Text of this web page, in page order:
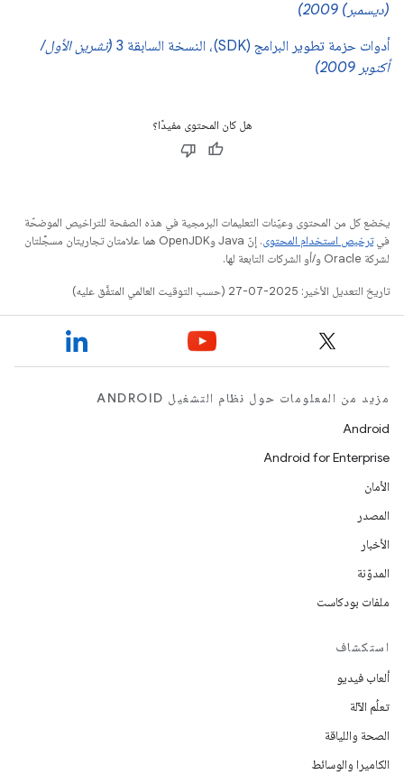
(ديسمبر) 2009)
أدوات حزمة تطوير البرامج (SDK)، النسخة السابقة 3
(تشرين الأول/
أكتوبر 2009)
هل كان المحتوى مفيدًا؟
يخضع كل من المحتوى وعيّنات التعليمات البرمجية في هذه الصفحة للتراخيص الموضحّة
فيترخيص استخدام المحتوى
. إنّ Java وOpenJDK هما علامتان تجاريتان مسجَّلتان
لشركة Oracle و/أو الشركات التابعة لها.
تاريخ التعديل الأخير: 2025-07-27 (حسب التوقيت العالمي المتفَّق عليه)
مزيد من المعلومات حول نظام التشغيل ANDROID
Android
Android for Enterprise
الأمان
المصدر
الأخبار
المدوّنة
ملفات بودكاست
استكشاف
ألعاب فيديو
تعلُم الآلة
الصحة واللياقة
الكاميرا والوسائط